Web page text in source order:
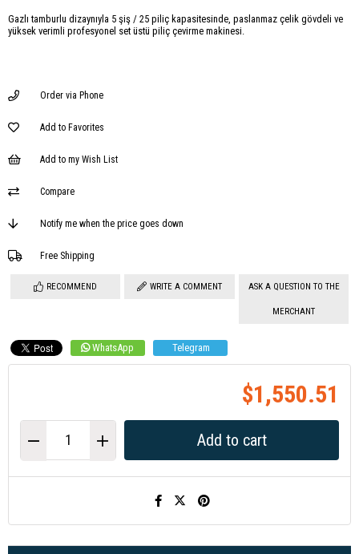
Gazlı tamburlu dizaynıyla 5 şiş / 25 piliç kapasitesinde, paslanmaz çelik gövdeli ve
yüksek verimli profesyonel set üstü piliç çevirme makinesi.
Order via Phone
Add to Favorites
Add to my Wish List
Compare
Notify me when the price goes down
Free Shipping
RECOMMEND WRITE A COMMENT ASK A QUESTION TO THE
MERCHANT
WhatsApp Telegram
$1,550.51